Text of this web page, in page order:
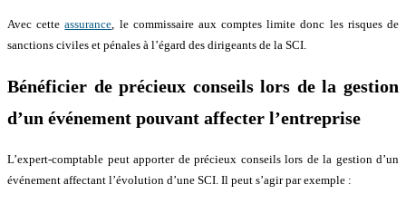
Avec cetteassurance, le commissaire aux comptes limite donc les risques de
sanctions civiles et pénales à l’égard des dirigeants de la SCI.
Bénéficier de précieux conseils lors de la gestion
d’un événement pouvant affecter l’entreprise
L’expert-comptable peut apporter de précieux conseils lors de la gestion d’un
événement affectant l’évolution d’une SCI. Il peut s’agir par exemple :